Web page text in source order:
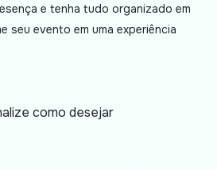
e tenha tudo organizado em
seu evento em uma experiência
como desejar